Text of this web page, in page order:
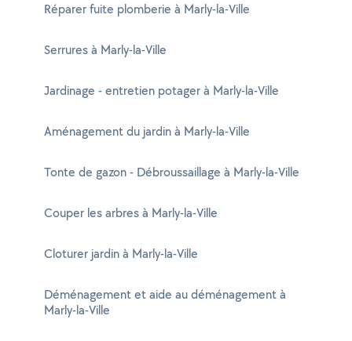
Réparer fuite plomberie à Marly-la-Ville
Serrures à Marly-la-Ville
Jardinage - entretien potager à Marly-la-Ville
Aménagement du jardin à Marly-la-Ville
Tonte de gazon - Débroussaillage à Marly-la-Ville
Couper les arbres à Marly-la-Ville
Cloturer jardin à Marly-la-Ville
Déménagement et aide au déménagement à
Marly-la-Ville